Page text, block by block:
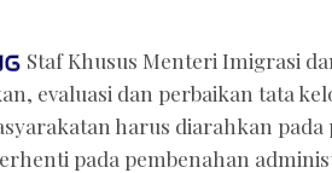
Staf Khusus Menteri Imigrasi
evaluasi dan perbaikan tata
harus diarahkan pada
pada pembenahan